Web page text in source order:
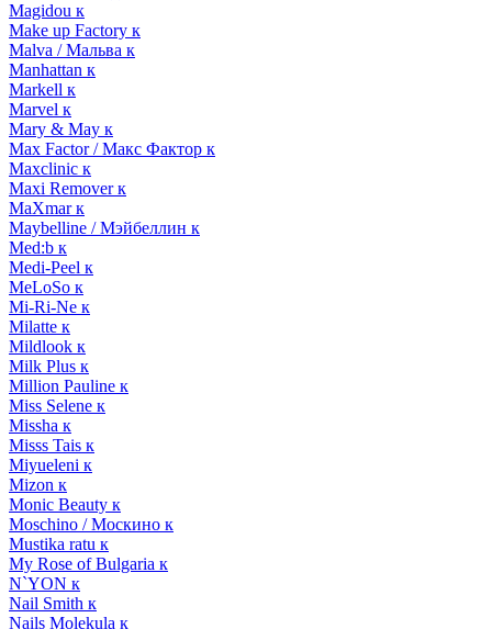
Magidou к
Make up Factory к
Malva / Мальва к
Manhattan к
Markell к
Marvel к
Mary & May к
Max Factor / Макс Фактор к
Maxclinic к
Maxi Remover к
MaXmar к
Maybelline / Мэйбеллин к
Med:b к
Medi-Peel к
MeLoSo к
Mi-Ri-Ne к
Milatte к
Mildlook к
Milk Plus к
Million Pauline к
Miss Selene к
Missha к
Misss Tais к
Miyueleni к
Mizon к
Monic Beauty к
Moschino / Москино к
Mustika ratu к
My Rose of Bulgaria к
N`YON к
Nail Smith к
Nails Molekula к